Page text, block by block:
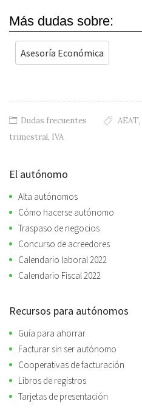
Más dudas sobre:
Asesoría Económica
Dudas frecuentes AEAT,
trimestral, IVA
El autónomo
Alta autónomos
Cómo hacerse autónomo
Traspaso de negocios
Concurso de acreedores
Calendario laboral 2022
Calendario Fiscal 2022
Recursos para autónomos
Guía para ahorrar
Facturar sin ser autónomo
Cooperativas de facturación
Libros de registros
Tarjetas de presentación